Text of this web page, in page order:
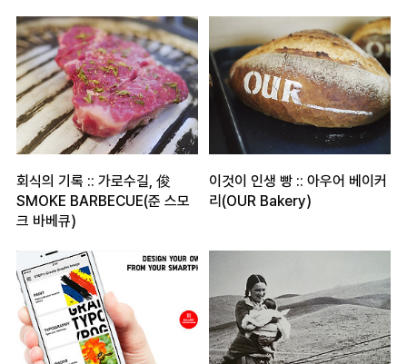
회식의 기록 :: 가로수길, 俊
SMOKE BARBECUE(준 스모
크 바베큐)
이것이 인생 빵 :: 아우어 베이커
리(OUR Bakery)